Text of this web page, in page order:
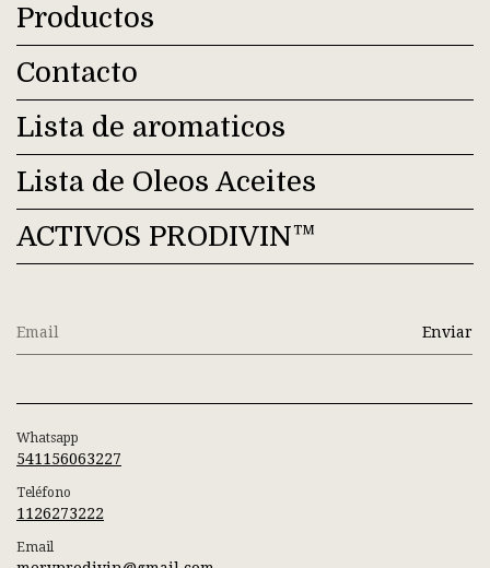
Productos
Contacto
Lista de aromaticos
Lista de Oleos Aceites
ACTIVOS PRODIVIN™
Whatsapp
541156063227
Teléfono
1126273222
Email